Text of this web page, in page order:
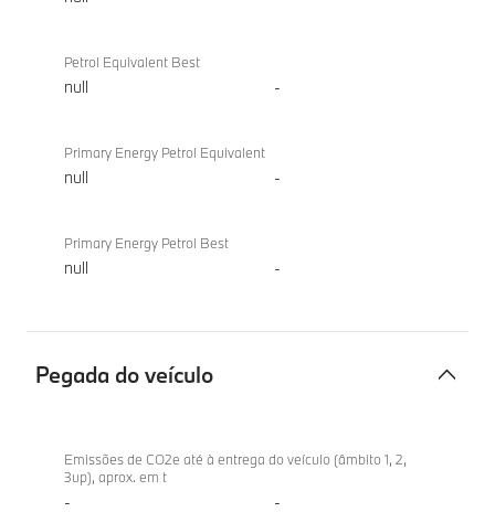
Petrol Equivalent Best
null -
Primary Energy Petrol Equivalent
null -
Primary Energy Petrol Best
null -
Pegada do veículo
veículo
sDrive20d
Emissões de CO2e até à entrega do veículo (âmbito 1, 2,
3up), aprox. em t
- -